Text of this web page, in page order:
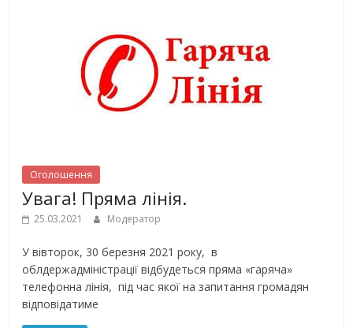
Оголошення
Увага! Пряма лінія.
25.03.2021 Модератор
У вівторок, 30 березня 2021 року, в
облдержадміністрації відбудеться пряма «гаряча»
телефонна лінія, під час якої на запитання громадян
відповідатиме